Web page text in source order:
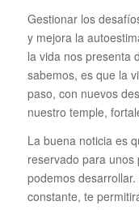
Gestionar los
y mejora la
la vida nos presenta
sabemos, es que la
paso, con nuevos
nuestro temple,
La buena noticia es
reservado para
podemos
constante, te